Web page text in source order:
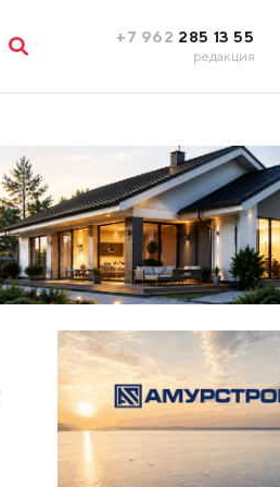
+7 962 285 13 55
редакция